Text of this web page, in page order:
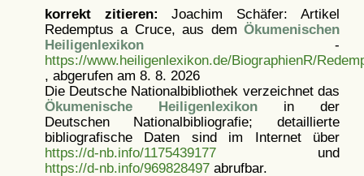
korrekt zitieren: Joachim Schäfer: Artikel
Redemptus a Cruce, aus dem Ökumenischen
Heiligenlexikon-
https://www.heiligenlexikon.de/BiographienR/
, abgerufen am 8. 8. 2026
Die Deutsche Nationalbibliothek verzeichnet das
Ökumenische Heiligenlexikonin der
Deutschen Nationalbibliografie; detaillierte
bibliografische Daten sind im Internet über
https://d-nb.info/1175439177und
https://d-nb.info/969828497abrufbar.